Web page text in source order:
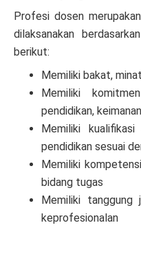
Profesi dosen
dilaksanakan
berikut:
Memiliki bakat,
Memiliki
pendidikan,
Memiliki
pendidikan sesuai
Memiliki
bidang tugas
Memiliki tanggung
keprofesionalan